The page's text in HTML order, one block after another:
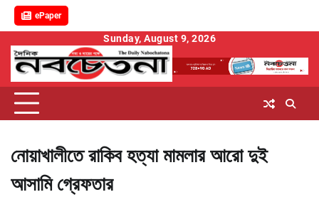
ePaper
content
Sunday, August 9, 2026
নোয়াখালীতে রাকিব হত্যা মামলার আরো দুই
আসামি গ্রেফতার